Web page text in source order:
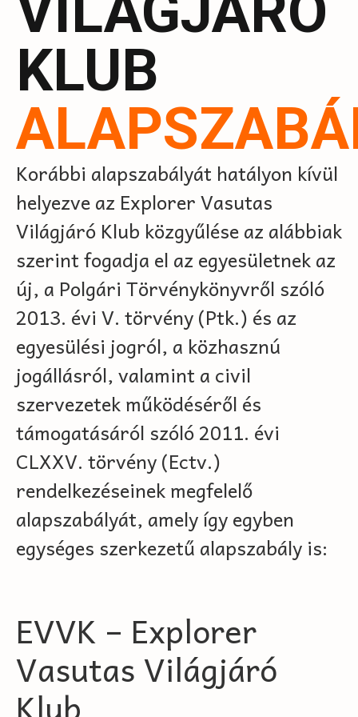
KLUB
Korábbi alapszabályát hatályon kívül
helyezve az Explorer Vasutas
Világjáró Klub közgyűlése az alábbiak
szerint fogadja el az egyesületnek az
új, a Polgári Törvénykönyvről szóló
2013. évi V. törvény (Ptk.) és az
egyesülési jogról, a közhasznú
jogállásról, valamint a civil
szervezetek működéséről és
támogatásáról szóló 2011. évi
CLXXV. törvény (Ectv.)
rendelkezéseinek megfelelő
alapszabályát, amely így egyben
egységes szerkezetű alapszabály is:
EVVK – Explorer
Vasutas Világjáró